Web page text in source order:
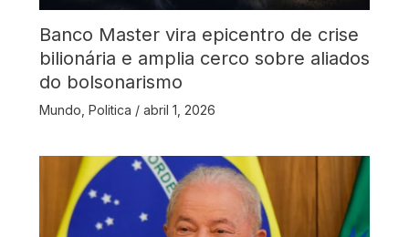
Banco Master vira epicentro de crise
bilionária e amplia cerco sobre aliados
do bolsonarismo
Mundo Politica / abril 1, 2026